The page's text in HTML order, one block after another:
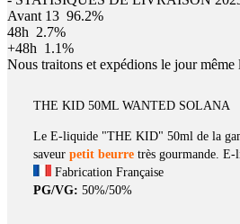
Avant 13 96.2%
48h 2.7%
+48h 1.1%
Nous traitons et expédions le jour
THE KID 50ML WANTED SOLANA
Le E-liquide "THE KID" 50ml de la
saveur petit beurretrès gourmande. E-
Fabrication Française
PG/VG: 50%/50%